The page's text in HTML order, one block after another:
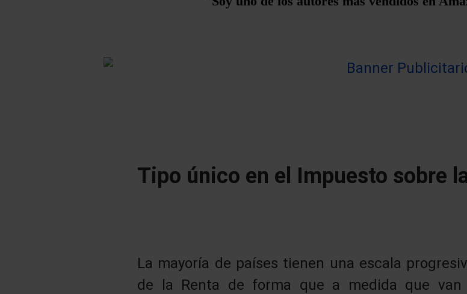
Tipo único en el Impuesto sobre
La mayoría de países tienen una escala
de la Renta de forma que a medida que van